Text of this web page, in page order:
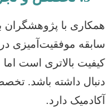
همکاری با
سابقه موفقیت‌آمیزی در
کیفیت بالاتری است
دنبال داشته باشد.
آکادمیک دارد.